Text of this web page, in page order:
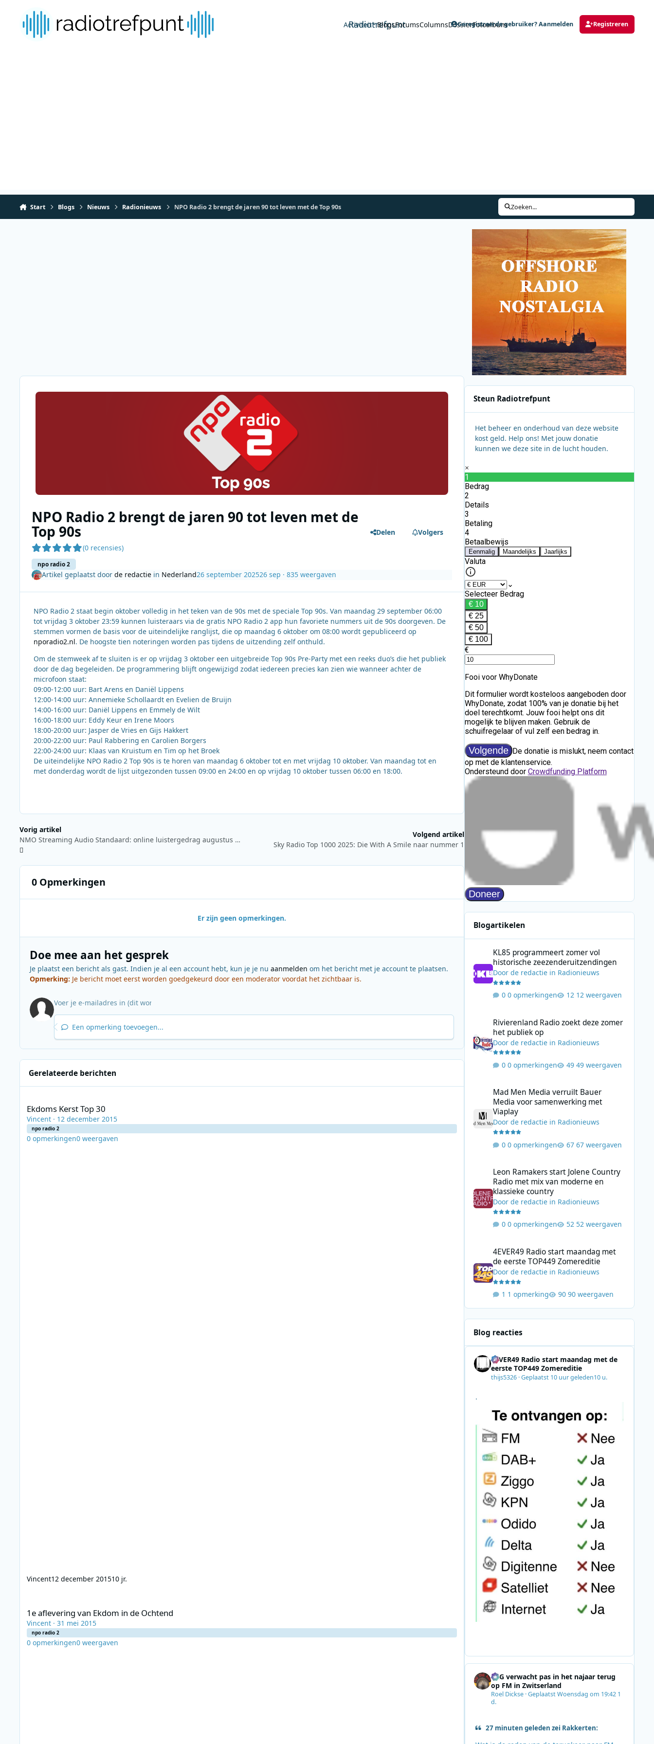
Radiotrefpunt
Activiteit BlogsForumsColumnsDossierFotoalbum
Geregistreerde gebruiker? Aanmelden Registreren
Start Blogs Nieuws Radionieuws NPO Radio 2 brengt de jaren 90 tot leven met de Top 90s Zoeken...
NPO Radio 2 brengt de jaren 90 tot leven met de
Top 90s
(0 recensies)
npo radio 2
Delen Volgers
Artikel geplaatst door de redactiein Nederland26 september 202526 sep · 835 weergaven
NPO Radio 2 staat begin oktober volledig in het teken van de 90s met de speciale Top 90s. Van maandag 29 september 06:00
tot vrijdag 3 oktober 23:59 kunnen luisteraars via de gratis NPO Radio 2 app hun favoriete nummers uit de 90s doorgeven. De
stemmen vormen de basis voor de uiteindelijke ranglijst, die op maandag 6 oktober om 08:00 wordt gepubliceerd op
nporadio2.nl. De hoogste tien noteringen worden pas tijdens de uitzending zelf onthuld.
Om de stemweek af te sluiten is er op vrijdag 3 oktober een uitgebreide Top 90s Pre-Party met een reeks duo’s die het publiek
door de dag begeleiden. De programmering blijft ongewijzigd zodat iedereen precies kan zien wie wanneer achter de
microfoon staat:
09:00-12:00 uur: Bart Arens en Daniël Lippens
12:00-14:00 uur: Annemieke Schollaardt en Evelien de Bruijn
14:00-16:00 uur: Daniël Lippens en Emmely de Wilt
16:00-18:00 uur: Eddy Keur en Irene Moors
18:00-20:00 uur: Jasper de Vries en Gijs Hakkert
20:00-22:00 uur: Paul Rabbering en Carolien Borgers
22:00-24:00 uur: Klaas van Kruistum en Tim op het Broek
De uiteindelijke NPO Radio 2 Top 90s is te horen van maandag 6 oktober tot en met vrijdag 10 oktober. Van maandag tot en
met donderdag wordt de lijst uitgezonden tussen 09:00 en 24:00 en op vrijdag 10 oktober tussen 06:00 en 18:00.
Vorig artikel
NMO Streaming Audio Standaard: online luistergedrag augustus 2025
Volgend artikel
Sky Radio Top 1000 2025: Die With A Smile naar nummer 1
0 Opmerkingen
Er zijn geen opmerkingen.
Doe mee aan het gesprek
Je plaatst een bericht als gast. Indien je al een account hebt, kun je je nu aanmelden om het bericht met je account te plaatsen.
Opmerking: Je bericht moet eerst worden goedgekeurd door een moderator voordat het zichtbaar is.
Een opmerking toevoegen...
Gerelateerde berichten
Ekdoms Kerst Top 30
Vincent · 12 december 2015
npo radio 2
0 opmerkingen0 weergaven
Vincent12 december 201510 jr.
1e aflevering van Ekdom in de Ochtend
Vincent · 31 mei 2015
npo radio 2
0 opmerkingen0 weergaven
Steun Radiotrefpunt
Het beheer en onderhoud van deze website
kost geld. Help ons! Met jouw donatie
kunnen we deze site in de lucht houden.
Blogartikelen
KL85 programmeert zomer vol
historische zeezenderuitzendingen
Door de redactiein Radionieuws
0 opmerkingen 12 weergaven
Rivierenland Radio zoekt deze zomer
het publiek op
Door de redactiein Radionieuws
0 opmerkingen 49 weergaven
Mad Men Media verruilt Bauer
Media voor samenwerking met
Viaplay
Door de redactiein Radionieuws
0 opmerkingen 67 weergaven
Leon Ramakers start Jolene Country
Radio met mix van moderne en
klassieke country
Door de redactiein Radionieuws
0 opmerkingen 52 weergaven
4EVER49 Radio start maandag met
de eerste TOP449 Zomereditie
Door de redactiein Radionieuws
1 opmerking 90 weergaven
Blog reacties
4EVER49 Radio start maandag met de
eerste TOP449 Zomereditie
thijs5326·Geplaatst 10 uur geleden10 u.
.
SRG verwacht pas in het najaar terug
op FM in Zwitserland
Roel Dickse·GeplaatstWoensdag om 19:42 1
d.
27 minuten geleden zei Rakkerten: